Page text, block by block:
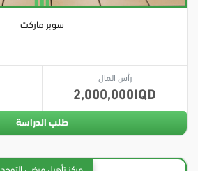
سوبر ماركت
رأس المال
2,000,000
طلب الدراسة